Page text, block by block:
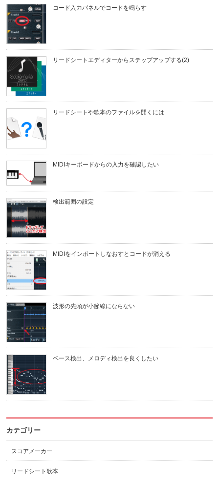
コード入力パネルでコードを鳴らす
リードシートエディターからステップアップする(2)
リードシートや歌本のファイルを開くには
MIDIキーボードからの入力を確認したい
検出範囲の設定
MIDIをインポートしなおすとコードが消える
波形の先頭が小節線にならない
ベース検出、メロディ検出を良くしたい
カテゴリー
スコアメーカー
リードシート歌本